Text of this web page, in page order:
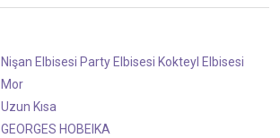
Nişan Elbisesi Party Elbisesi Kokteyl Elbisesi
Mor
Uzun Kısa
GEORGES HOBEIKA